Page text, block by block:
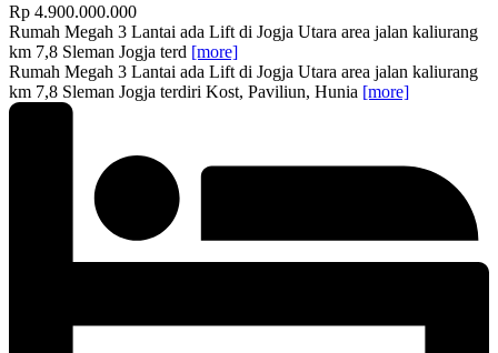
Rp 4.900.000.000
Rumah Megah 3 Lantai ada Lift di Jogja Utara area jalan kaliurang
km 7,8 Sleman Jogja terd [more]
Rumah Megah 3 Lantai ada Lift di Jogja Utara area jalan kaliurang
km 7,8 Sleman Jogja terdiri Kost, Paviliun, Hunia [more]